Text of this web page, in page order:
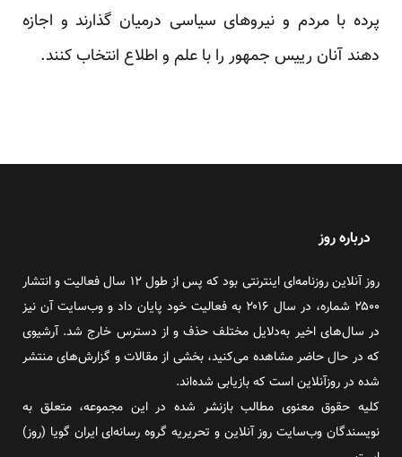
پرده با مردم و نیروهای سیاسی درمیان گذارند و اجازه
‏دهند آنان رییس جمهور را با علم و اطلاع انتخاب کنند.‏
درباره روز
روز آنلاین روزنامه‌ای اینترنتی بود که پس از طول ۱۲ سال فعالیت و انتشار
۲۵۰۰ شماره، در سال ۲۰۱۶ به فعالیت خود پایان داد و وب‌سایت آن نیز
در سال‌های اخیر به‌دلایل مختلف حذف و از دسترس خارج شد. آرشیوی
که در حال حاضر مشاهده می‌کنید، بخشی از مقالات و گزارش‌های منتشر
شده در روزآنلاین است که بازیابی شده‌اند.
کلیه حقوق معنوی مطالب بازنشر شده در این مجموعه، متعلق به
نویسندگان وب‌سایت روز آنلاین و تحریریه گروه رسانه‌ای ایران گویا (روز)